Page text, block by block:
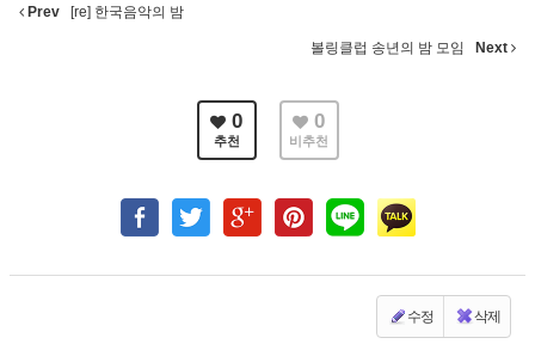
Prev [re] 한국음악의 밤
볼링클럽 송년의 밤 모임 Next
0
추천
0
비추천
수정 삭제